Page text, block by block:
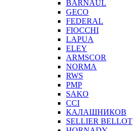
BARNAUL
GEСO
FEDERAL
FIOCCHI
LAPUA
ELEY
ARMSCOR
NORMA
RWS
PMP
SAKO
CCI
КАЛАШНИКОВ
SELLIER BELLOT